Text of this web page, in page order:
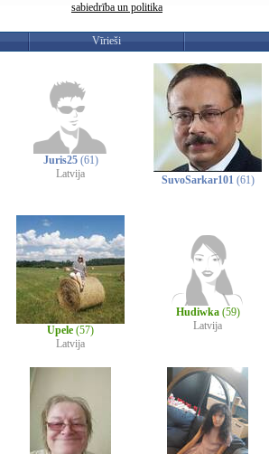
sabiedrība un politika
Vīrieši
Juris25(61)
Latvija
SuvoSarkar101(61)
Upele (57)
Latvija
Hudiwka(59)
Latvija